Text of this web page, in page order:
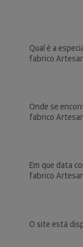
Qual é a
fabrico
Onde se
fabrico
Em que data
fabrico
O site está